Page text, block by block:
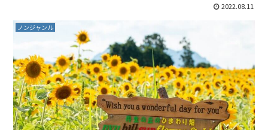
2022.08.11
ノンジャンル